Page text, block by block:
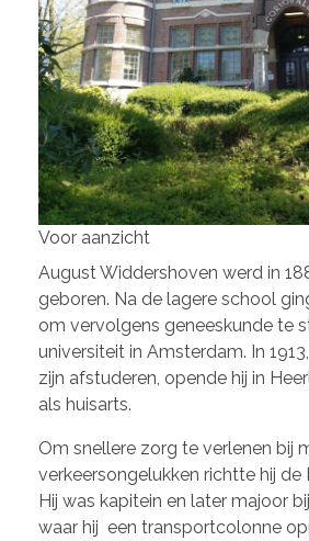
Voor aanzicht
August Widdershoven werd in
geboren. Na de lagere school
om vervolgens geneeskunde te
universiteit in Amsterdam. In
zijn afstuderen, opende hij in
als huisarts.
Om snellere zorg te verlenen bij
verkeersongelukken richtte hij de
Hij was kapitein en later majoor
waar hij een transportcolonne